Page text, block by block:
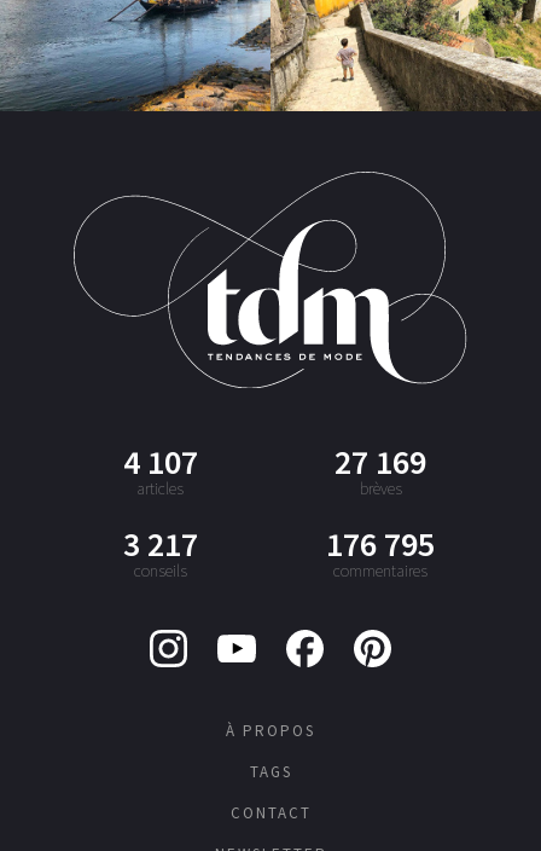
4 107
articles
27 169
brèves
3 217
conseils
176 795
commentaires
À PROPOS
TAGS
CONTACT